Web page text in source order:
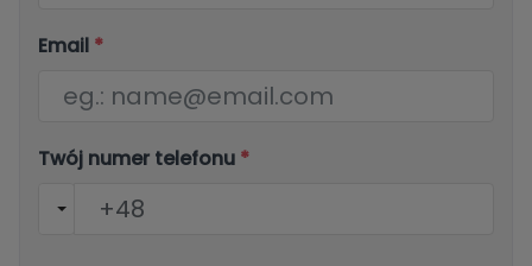
Email *
Twój numer telefonu *